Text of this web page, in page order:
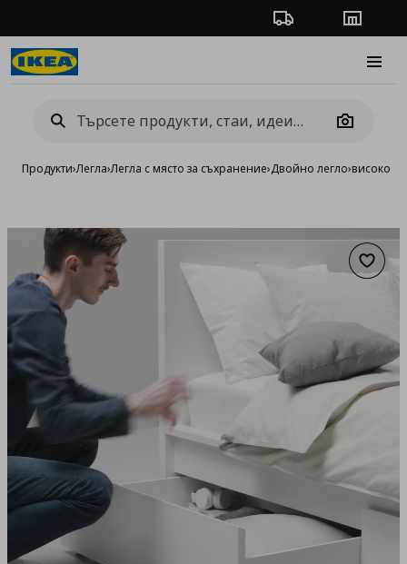
Проследяване на
Camera
Продукти›Легла›Легла с място за съхранение›Двойно легло›високо